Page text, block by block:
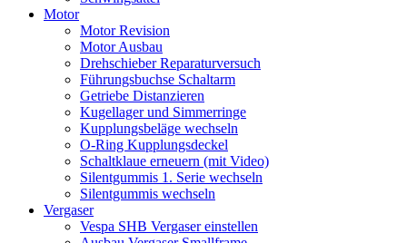
Motor
Motor Revision
Motor Ausbau
Drehschieber Reparaturversuch
Führungsbuchse Schaltarm
Getriebe Distanzieren
Kugellager und Simmerringe
Kupplungsbeläge wechseln
O-Ring Kupplungsdeckel
Schaltklaue erneuern (mit Video)
Silentgummis 1. Serie wechseln
Silentgummis wechseln
Vergaser
Vespa SHB Vergaser einstellen